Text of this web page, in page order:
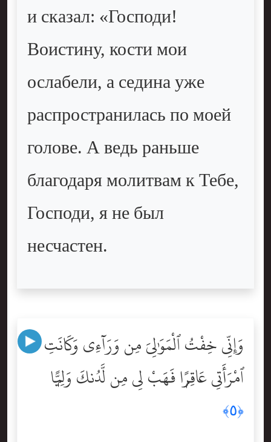
и сказал: «Господи!
Воистину, кости мои
ослабели, а седина уже
распространилась по моей
голове. А ведь раньше
благодаря молитвам к Тебе,
Господи, я не был
несчастен.
وَإِنِّى خِفْتُ ٱلْمَوَٰلِىَ مِن وَرَآءِى وَكَانَتِ
ٱمْرَأَتِى عَاقِرًۭا فَهَبْ لِى مِن لَّدُنكَ وَلِيًّۭا
﴿٥﴾